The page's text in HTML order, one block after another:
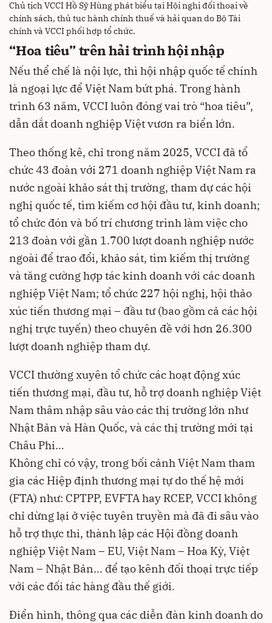
Chủ tịch VCCI Hồ Sỹ Hùng phát biểu tại Hội nghị đối thoại về
chính sách, thủ tục hành chính thuế và hải quan do Bộ Tài
chính và VCCI phối hợp tổ chức.
“Hoa tiêu” trên hải trình hội nhập
Nếu thể chế là nội lực, thì hội nhập quốc tế chính
là ngoại lực để Việt Nam bứt phá. Trong hành
trình 63 năm, VCCI luôn đóng vai trò “hoa tiêu”,
dẫn dắt doanh nghiệp Việt vươn ra biển lớn.
Theo thống kê, chỉ trong năm 2025, VCCI đã tổ
chức 43 đoàn với 271 doanh nghiệp Việt Nam ra
nước ngoài khảo sát thị trường, tham dự các hội
nghị quốc tế, tìm kiếm cơ hội đầu tư, kinh doanh;
tổ chức đón và bố trí chương trình làm việc cho
213 đoàn với gần 1.700 lượt doanh nghiệp nước
ngoài để trao đổi, khảo sát, tìm kiếm thị trường
và tăng cường hợp tác kinh doanh với các doanh
nghiệp Việt Nam; tổ chức 227 hội nghị, hội thảo
xúc tiến thương mại – đầu tư (bao gồm cả các hội
nghị trực tuyến) theo chuyên đề với hơn 26.300
lượt doanh nghiệp tham dự.
VCCI thường xuyên tổ chức các hoạt động xúc
tiến thương mại, đầu tư, hỗ trợ doanh nghiệp Việt
Nam thâm nhập sâu vào các thị trường lớn như
Nhật Bản và Hàn Quốc, và các thị trường mới tại
Châu Phi…
Không chỉ có vậy, trong bối cảnh Việt Nam tham
gia các Hiệp định thương mại tự do thế hệ mới
(FTA) như: CPTPP, EVFTA hay RCEP, VCCI không
chỉ dừng lại ở việc tuyên truyền mà đã đi sâu vào
hỗ trợ thực thi, thành lập các Hội đồng doanh
nghiệp Việt Nam – EU, Việt Nam – Hoa Kỳ, Việt
Nam – Nhật Bản... để tạo kênh đối thoại trực tiếp
với các đối tác hàng đầu thế giới.
Điển hình, thông qua các diễn đàn kinh doanh do